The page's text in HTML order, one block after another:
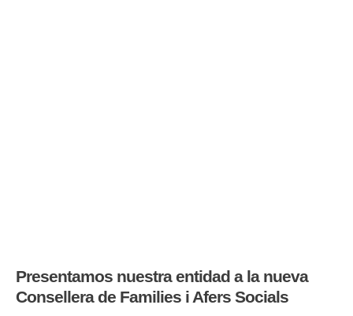
Presentamos nuestra entidad a la nueva
Consellera de Families i Afers Socials